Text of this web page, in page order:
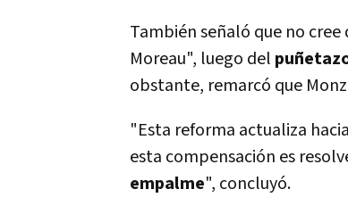
También señaló que no
Moreau", luego del
obstante, remarcó que
"Esta reforma actualiza
esta compensación es
empalme", concluyó.